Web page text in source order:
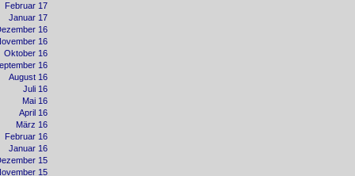
Februar 17
Januar 17
16
16
Oktober 16
16
August 16
Juli 16
Mai 16
April 16
März 16
Februar 16
Januar 16
15
15